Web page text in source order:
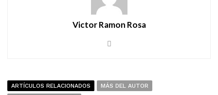
Victor Ramon Rosa
ARTÍCULOS RELACIONADOS
MÁS DEL AUTOR